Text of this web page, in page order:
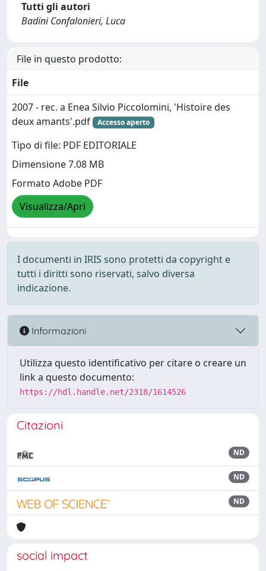
Tutti gli autori
Badini Confalonieri, Luca
File in questo prodotto:
File
2007 - rec. a Enea Silvio Piccolomini, 'Histoire des
deux amants'.pdf
Accesso aperto
Tipo di file: PDF EDITORIALE
Dimensione 7.08 MB
Formato Adobe PDF
Visualizza/Apri
I documenti in IRIS sono protetti da copyright e
tutti i diritti sono riservati, salvo diversa
indicazione.
Informazioni
Utilizza questo identificativo per citare o creare un
link a questo documento:
https://hdl.handle.net/2318/1614526
Citazioni
ND
ND
ND
social impact